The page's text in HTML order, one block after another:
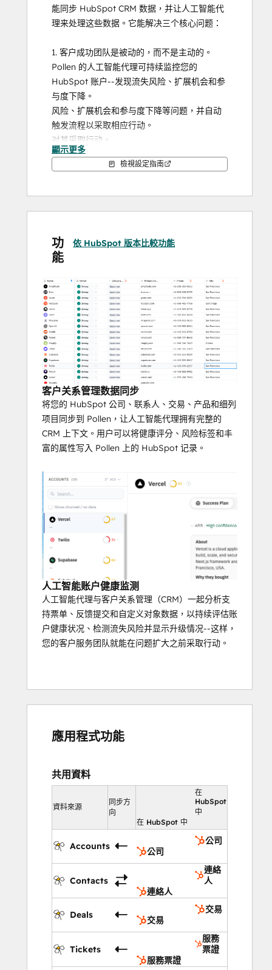
能同步 HubSpot CRM 数据，并让人工智能代
理来处理这些数据。它能解决三个核心问题：
1. 客户成功团队是被动的，而不是主动的。
Pollen 的人工智能代理可持续监控您的
HubSpot 账户--发现流失风险、扩展机会和参
与度下降。
风险、扩展机会和参与度下降等问题，并自动
触发流程以采取相应行动。
对其采取行动。
2.人工操作过多。人工智能代理可从 HubSpot
数据中自动生成账户简报、健康评分和利益相
数据与电子邮件、Slack 和支持单据相结合，
自动生成账户简报、健康评分和利益相关者地
入工作。
3.无统一账户视图。Pollen 可将您的 HubSpot
作区丰富了每一个客户接触点。
每个客户接触点，为 CSM 和人工智能代理提供
完整的上下文，以便在正确的时间采取正确的
行动。
通过连接 HubSpot，您的客户关系管理
（CRM）数据将流入 Pollen，人工智能代理可
以对其进行监控、推理并执行
工作流--将静态记录转化为始终在线的 CS 操
作。
顯示更多
檢視設定指南
功
能
依 HubSpot 版本比較功能
客户关系管理数据同步
将您的 HubSpot 公司、联系人、交易、产品和细列
项目同步到 Pollen，让人工智能代理拥有完整的
CRM 上下文。用户可以将健康评分、风险标签和丰
富的属性写入 Pollen 上的 HubSpot 记录。
人工智能账户健康监测
人工智能代理与客户关系管理（CRM）一起分析支
持票单、反馈提交和自定义对象数据，以持续评估账
户健康状况、检测流失风险并显示升级情况--这样，
您的客户服务团队就能在问题扩大之前采取行动。
應用程式功能
共用資料
資料來源
同步方
向
在
HubSpot
中
在 HubSpot 中
Accounts
公司
公司
Contacts
連絡
人
連絡人
Deals
交易
交易
Tickets
服務
票證
服務票證